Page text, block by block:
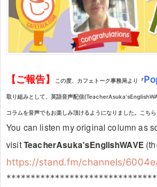
【ご報告】 この度、カフェトーク事務局より『
取り組みとして、英語音声配信
コラムを音声でもお楽しみ頂けるようになりました。こち
You can listen my original column as
visitTeacherAsuka'sEnglishWAVE
https://stand.fm/channels/